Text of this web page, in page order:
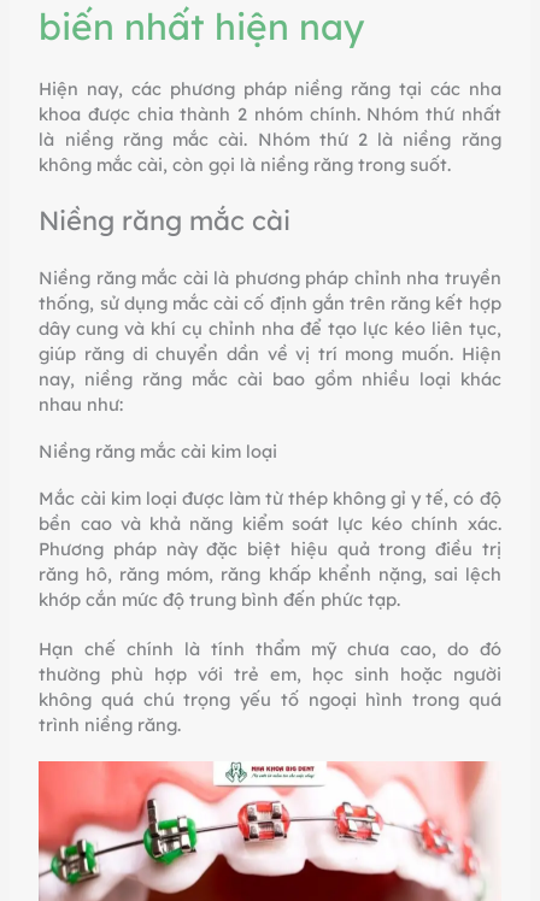
biến nhất hiện nay
Hiện nay, các phương pháp niềng răng tại các nha
khoa được chia thành 2 nhóm chính. Nhóm thứ nhất
là niềng răng mắc cài. Nhóm thứ 2 là niềng răng
không mắc cài, còn gọi là niềng răng trong suốt.
Niềng răng mắc cài
Niềng răng mắc cài là phương pháp chỉnh nha truyền
thống, sử dụng mắc cài cố định gắn trên răng kết hợp
dây cung và khí cụ chỉnh nha để tạo lực kéo liên tục,
giúp răng di chuyển dần về vị trí mong muốn. Hiện
nay, niềng răng mắc cài bao gồm nhiều loại khác
nhau như:
Niềng răng mắc cài kim loại
Mắc cài kim loại được làm từ thép không gỉ y tế, có độ
bền cao và khả năng kiểm soát lực kéo chính xác.
Phương pháp này đặc biệt hiệu quả trong điều trị
răng hô, răng móm, răng khấp khểnh nặng, sai lệch
khớp cắn mức độ trung bình đến phức tạp.
Hạn chế chính là tính thẩm mỹ chưa cao, do đó
thường phù hợp với trẻ em, học sinh hoặc người
không quá chú trọng yếu tố ngoại hình trong quá
trình niềng răng.